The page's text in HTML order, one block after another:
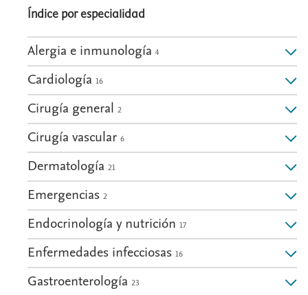
Índice por especialidad
Alergia e inmunología 4
Cardiología 16
Cirugía general 2
Cirugía vascular 6
Dermatología 21
Emergencias 2
Endocrinología y nutrición 17
Enfermedades infecciosas 16
Gastroenterología 23